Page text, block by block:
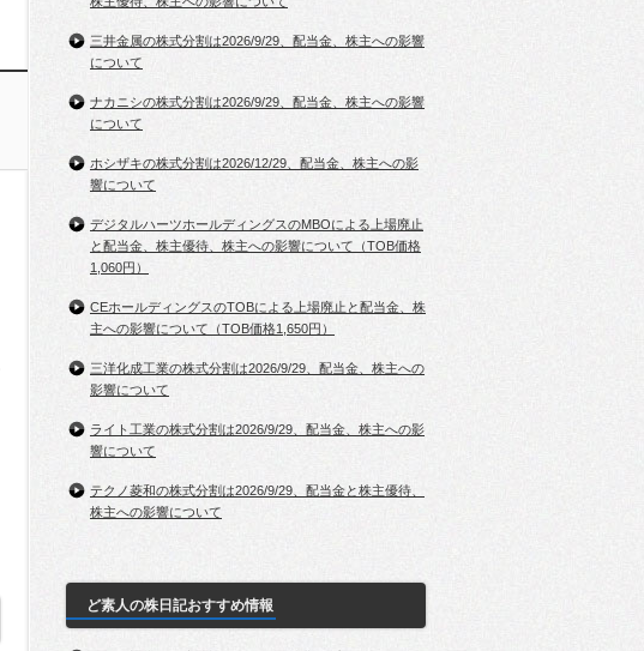
三井金属の株式分割は2026/9/29、配当金、株主への影響
について
ナカニシの株式分割は2026/9/29、配当金、株主への影響
について
ホシザキの株式分割は2026/12/29、配当金、株主への影
響について
デジタルハーツホールディングスのMBOによる上場廃止
と配当金、株主優待、株主への影響について（TOB価格
1,060円）
CEホールディングスのTOBによる上場廃止と配当金、株
主への影響について（TOB価格1,650円）
三洋化成工業の株式分割は2026/9/29、配当金、株主への
影響について
ライト工業の株式分割は2026/9/29、配当金、株主への影
響について
テクノ菱和の株式分割は2026/9/29、配当金と株主優待、
株主への影響について
ど素人の株日記おすすめ情報